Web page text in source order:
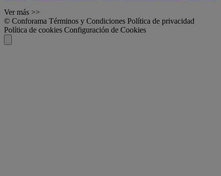
Ver más >>
© Conforama Términos y Condiciones Política de privacidad
Política de cookies Configuración de Cookies